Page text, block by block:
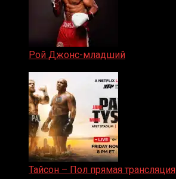
Рой Джонс-младший
Тайсон – Пол прямая трансляция